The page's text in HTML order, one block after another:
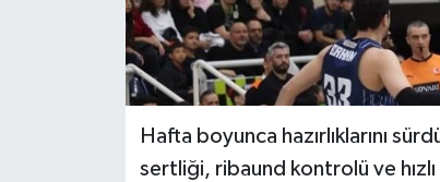
Hafta boyunca hazırlıklarını
sertliği, ribaund kontrolü ve